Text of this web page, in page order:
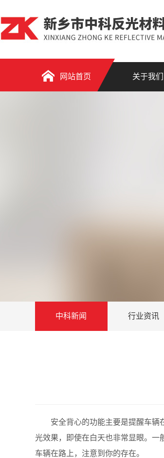
网站首页 关于我们
中科新闻 行业资讯
安全背心的功能主要是提醒车辆在
光效果，即使在白天也非常显眼。
车辆在路上，注意到你的存在。